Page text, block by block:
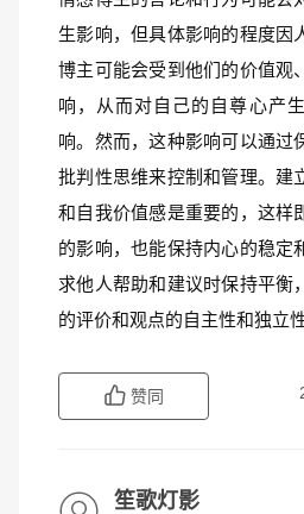
生影响，但具体影响的程度因
博主可能会受到他们的价值观
响，从而对自己的自尊心产
响。然而，这种影响可以通过
批判性思维来控制和管理。建
和自我价值感是重要的，这样
的影响，也能保持内心的稳定
求他人帮助和建议时保持平衡
的评价和观点的自主性和独立性
赞同
笙歌灯影